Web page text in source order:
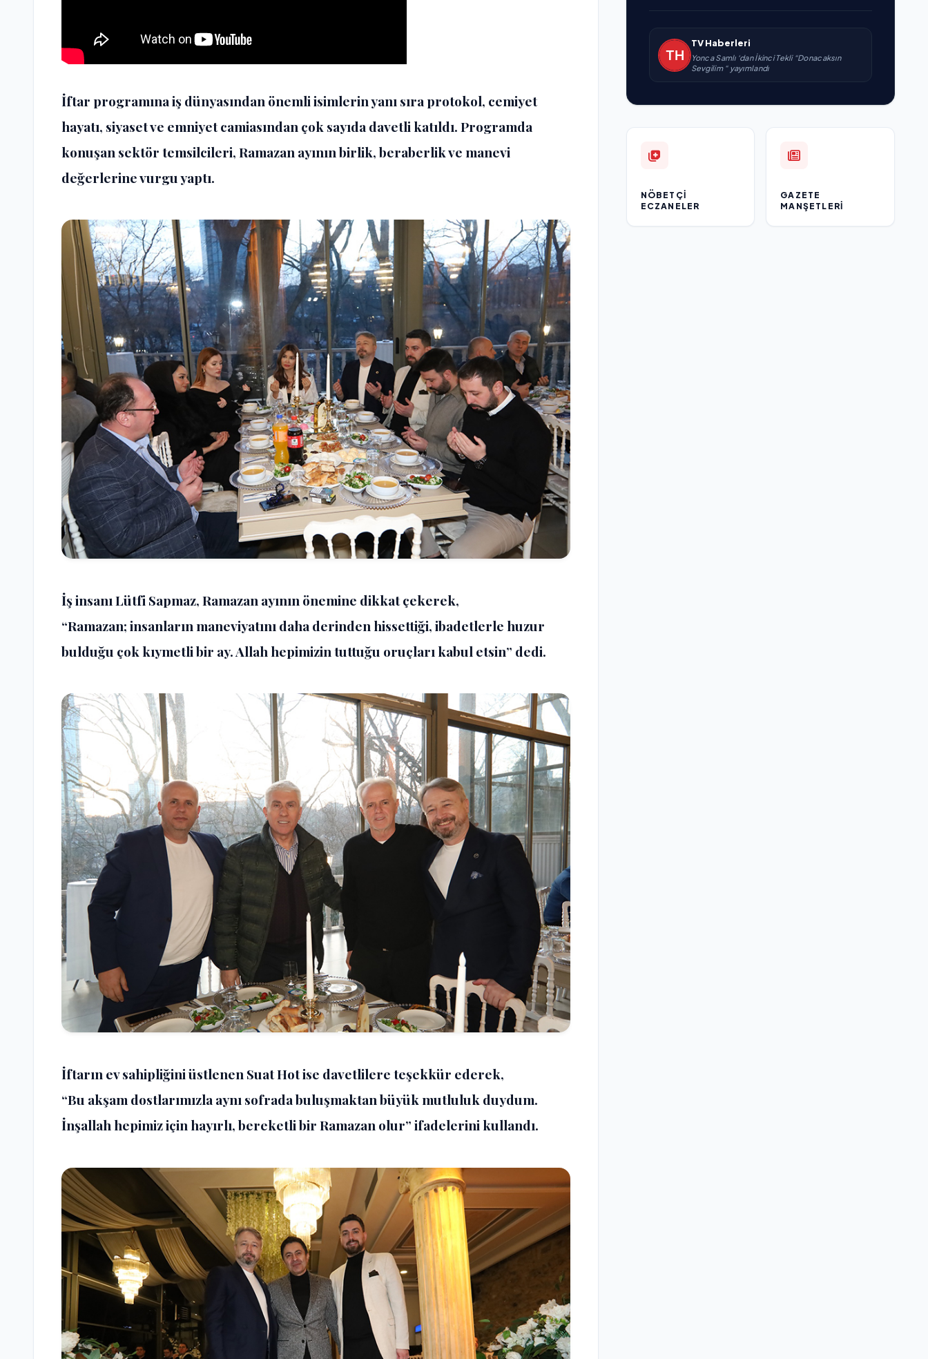
İftar programına iş dünyasından önemli isimlerin yanı sıra protokol, cemiyet
hayatı, siyaset ve emniyet camiasından çok sayıda davetli katıldı. Programda
konuşan sektör temsilcileri, Ramazan ayının birlik, beraberlik ve manevi
değerlerine vurgu yaptı.
İş insanı Lütfi Sapmaz, Ramazan ayının önemine dikkat çekerek,
“Ramazan; insanların maneviyatını daha derinden hissettiği, ibadetlerle huzur
bulduğu çok kıymetli bir ay. Allah hepimizin tuttuğu oruçları kabul etsin” dedi.
İftarın ev sahipliğini üstlenen Suat Hot ise davetlilere teşekkür ederek,
“Bu akşam dostlarımızla aynı sofrada buluşmaktan büyük mutluluk duydum.
İnşallah hepimiz için hayırlı, bereketli bir Ramazan olur” ifadelerini kullandı.
TV Haberleri
Yonca Samlı ‘dan İkinci Tekli “Donacaksın
Sevgilim “ yayımlandı
NÖBETÇI
ECZANELER
GAZETE
MANŞETLERI